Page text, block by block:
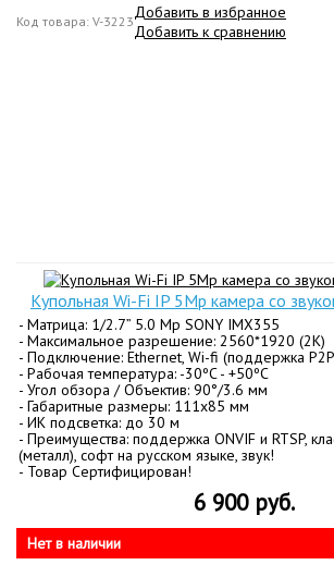
Код товара: V-3223Добавить в избранное
Добавить к сравнению
Купольная Wi-Fi IP 5Mp камера со
- Матрица: 1/2.7” 5.0 Mp SONY IMX355
- Максимальное разрешение: 2560*1920 (2K)
- Подключение: Ethernet, Wi-fi (поддержка
- Рабочая температура: -30ºC - +50ºC
- Угол обзора / Объектив: 90°/3.6 мм
- Габаритные размеры: 111х85 мм
- ИК подсветка: до 30 м
- Преимущества: поддержка ONVIF и RTSP,
(металл), софт на русском языке, звук!
- Товар Сертифицирован!
6 900 руб.
Нет в наличии